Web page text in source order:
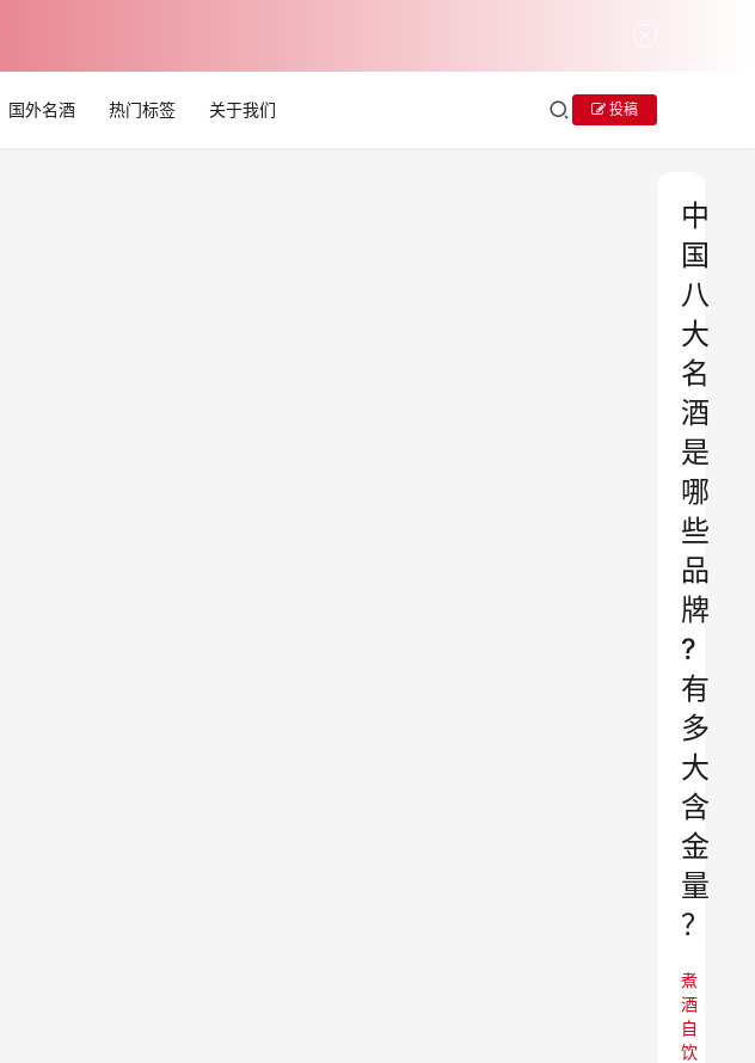
国外名酒 热门标签 关于我们 投稿
中
国
八
大
名
酒
是
哪
些
品
牌
?
有
多
大
含
金
量
？
煮
酒
自
饮